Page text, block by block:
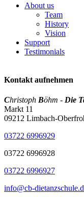
About us
Team
History
Vision
Support
Testimonials
Kontakt aufnehmen
Christoph Böhm - Die
Markt 11
09212 Limbach-
03722 6996929
03722 6996928
03722 6996927
info@cb-